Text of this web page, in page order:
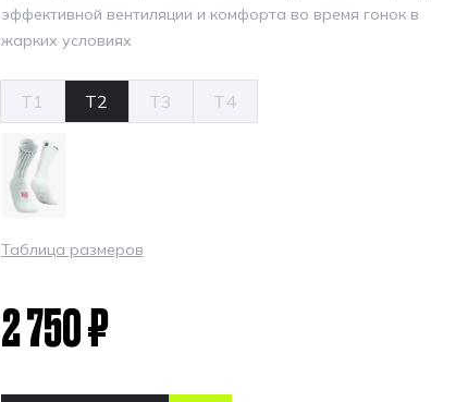
2 750 ₽
Таблица размеров
T1 T2 T3 T4
эффективной вентиляции и комфорта во время гонок в
жарких условиях